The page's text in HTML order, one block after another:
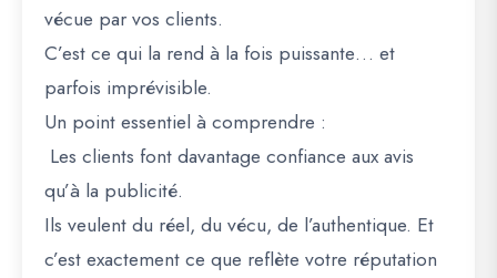
vécue par vos clients.
C’est ce qui la rend à la fois puissante… et
parfois imprévisible.
Un point essentiel à comprendre :
Les clients font davantage confiance aux avis
qu’à la publicité.
Ils veulent du réel, du vécu, de l’authentique. Et
c’est exactement ce que reflète votre réputation